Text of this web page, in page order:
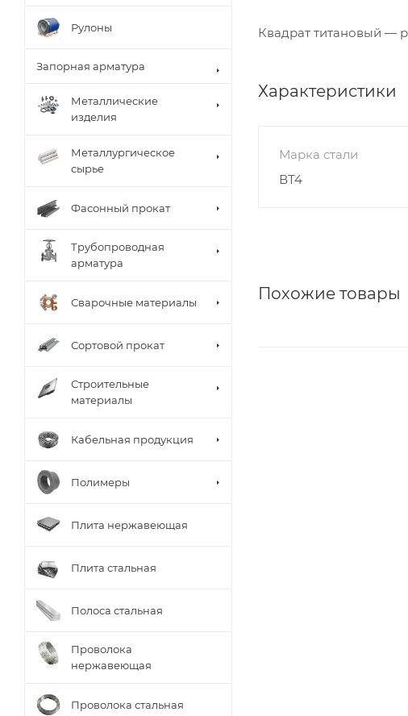
Квадрат титановый —
Характеристики
Марка стали
ВТ4
Похожие товары
Рулоны
Запорная арматура
Металлические
изделия
Металлургическое
сырье
Фасонный прокат
Трубопроводная
арматура
Сварочные материалы
Сортовой прокат
Строительные
материалы
Кабельная продукция
Полимеры
Плита нержавеющая
Плита стальная
Полоса стальная
Проволока
нержавеющая
Проволока стальная